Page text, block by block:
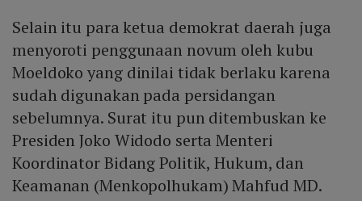
Selain itu para ketua demokrat daerah juga
menyoroti penggunaan novum oleh kubu
Moeldoko yang dinilai tidak berlaku karena
sudah digunakan pada persidangan
sebelumnya. Surat itu pun ditembuskan ke
Presiden Joko Widodo serta Menteri
Koordinator Bidang Politik, Hukum, dan
Keamanan (Menkopolhukam) Mahfud MD.